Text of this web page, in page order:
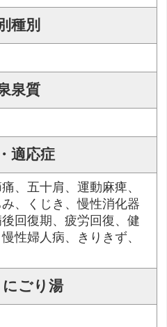
種別
泉質
適応症
、五十肩、運動麻痺、
、くじき、慢性消化器
回復期、疲労回復、健
性婦人病、きりきず、
ごり湯